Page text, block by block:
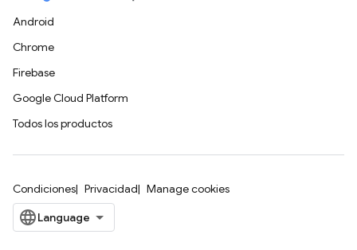
Android
Chrome
Firebase
Google Cloud Platform
Todos los productos
Condiciones Privacidad Manage cookies